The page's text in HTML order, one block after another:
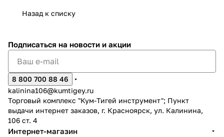
Назад к списку
Подписаться на новости и акции
8 800 700 88 46
kalinina106@kumtigey.ru
Торговый комплекс "Кум-Тигей инструмент"; Пункт
выдачи интернет заказов, г. Красноярск, ул. Калинина,
106 ст. 4
Интернет-магазин